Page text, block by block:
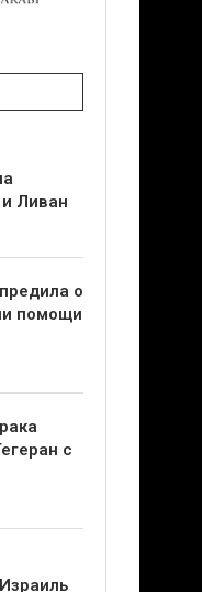
Ливан
о
помощи
с